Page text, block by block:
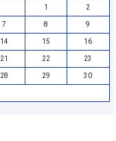
1 2
7 8 9
14 15 16
21 22 23
28 29 30